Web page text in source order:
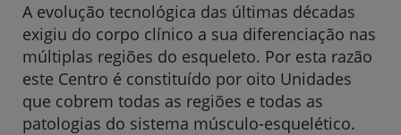
A evolução tecnológica das últimas décadas
exigiu do corpo clínico a sua diferenciação nas
múltiplas regiões do esqueleto. Por esta razão
este Centro é constituído por oito Unidades
que cobrem todas as regiões e todas as
patologias do sistema músculo-esquelético.